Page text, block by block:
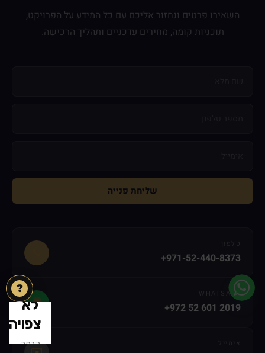
השאירו פרטים ונחזור אליכם עם כל המידע על הפרויקט,
תוכניות קומה, מחירים עדכניים ותהליך הרכישה.
שליחת פנייה
טלפון
+971-52-440-8373
💬
WHATSAPP
+972 52 601 2019
אימייל
?